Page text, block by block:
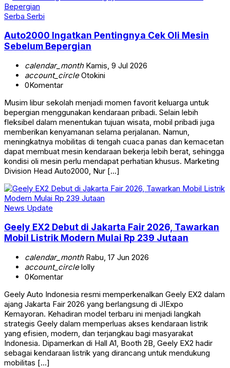
Serba Serbi
Auto2000 Ingatkan Pentingnya Cek Oli Mesin
Sebelum Bepergian
calendar_monthKamis, 9 Jul 2026
account_circleOtokini
0Komentar
Musim libur sekolah menjadi momen favorit keluarga untuk
bepergian menggunakan kendaraan pribadi. Selain lebih
fleksibel dalam menentukan tujuan wisata, mobil pribadi juga
memberikan kenyamanan selama perjalanan. Namun,
meningkatnya mobilitas di tengah cuaca panas dan kemacetan
dapat membuat mesin kendaraan bekerja lebih berat, sehingga
kondisi oli mesin perlu mendapat perhatian khusus. Marketing
Division Head Auto2000, Nur […]
News Update
Geely EX2 Debut di Jakarta Fair 2026, Tawarkan
Mobil Listrik Modern Mulai Rp 239 Jutaan
calendar_monthRabu, 17 Jun 2026
account_circlelolly
0Komentar
Geely Auto Indonesia resmi memperkenalkan Geely EX2 dalam
ajang Jakarta Fair 2026 yang berlangsung di JIExpo
Kemayoran. Kehadiran model terbaru ini menjadi langkah
strategis Geely dalam memperluas akses kendaraan listrik
yang efisien, modern, dan terjangkau bagi masyarakat
Indonesia. Dipamerkan di Hall A1, Booth 2B, Geely EX2 hadir
sebagai kendaraan listrik yang dirancang untuk mendukung
mobilitas […]